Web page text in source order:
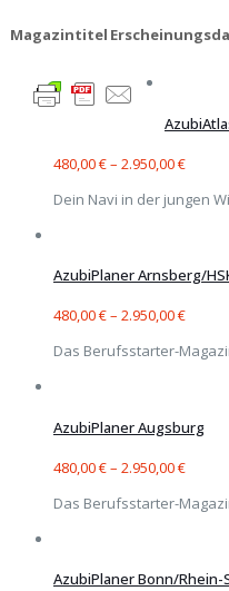
Magazintitel
480,00€– 2.950,00€
Dein Navi in der jungen
AzubiPlaner Arnsberg/
480,00€– 2.950,00€
Das Berufsstarter-
AzubiPlaner Augsburg
480,00€– 2.950,00€
Das Berufsstarter-
AzubiPlaner Bonn/Rhein-